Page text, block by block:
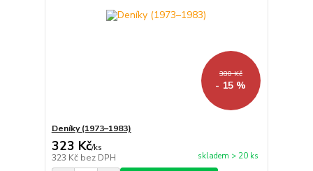
380 Kč
- 15 %
Deníky (1973–1983)
323 Kč/ks
323 Kč bez DPH skladem > 20 ks